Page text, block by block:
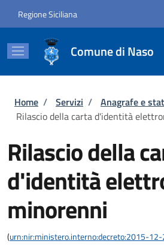
Regione Siciliana
Comune di Naso
Briciole di pane
Home / Servizi / Anagrafe e
Rilascio della carta d'identità
Rilascio della
d'identità
minorenni
(urn:nir:ministero.interno:decreto:2015-